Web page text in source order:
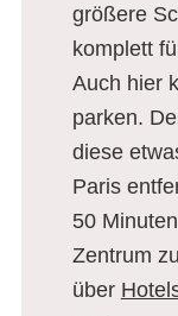
größere
komplett
Auch hier
parken.
diese
Paris
50
Zentrum
über